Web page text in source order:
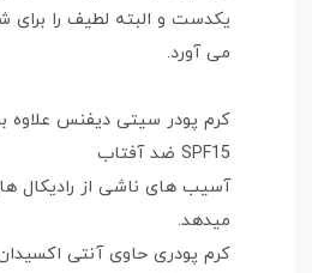
يكدست و البته لطيف را براى
مى آورد.
كرم پودر سيتى ديفنس علاوه بر
SPF15 ضد آفتاب
آسيب هاى ناشى از راديكال
ميدهد.